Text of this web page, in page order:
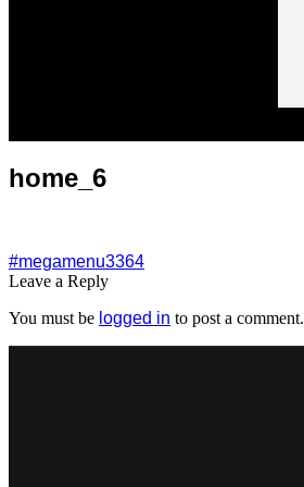
home_6
#megamenu3364
Leave a Reply
You must be logged in to post a comment.